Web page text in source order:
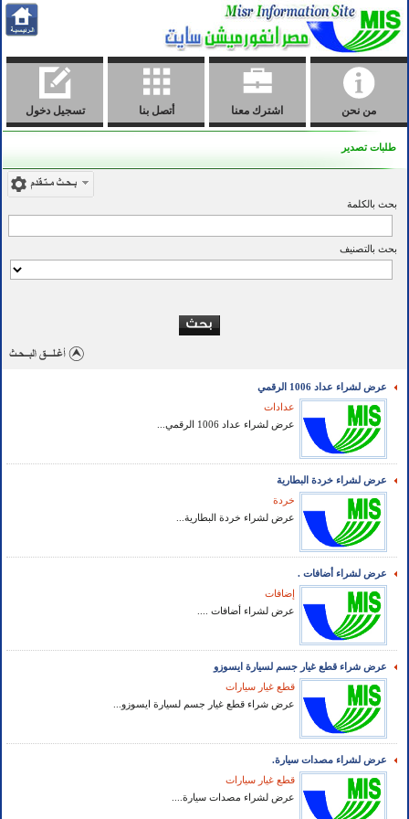
من نحن اشترك معنا أتصل بنا تسجيل دخول
طلبات تصدير
بحث بالكلمة
بحث بالتصنيف
عرض لشراء عداد 1006 الرقمي
عدادات
عرض لشراء عداد 1006 الرقمي...
عرض لشراء خردة البطارية
خردة
عرض لشراء خردة البطارية...
عرض لشراء أضافات .
إضافات
عرض لشراء أضافات ....
عرض شراء قطع غيار جسم لسيارة ايسوزو
قطع غيار سيارات
عرض شراء قطع غيار جسم لسيارة ايسوزو...
عرض لشراء مصدات سيارة.
قطع غيار سيارات
عرض لشراء مصدات سيارة....